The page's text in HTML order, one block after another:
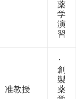
薬
学
演
習
准教授
･
創
製
薬